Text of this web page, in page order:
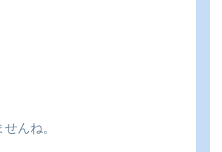
んね。